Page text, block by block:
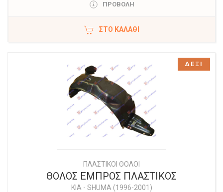
ΠΡΟΒΟΛΗ
ΣΤΟ ΚΑΛΆΘΙ
ΠΛΑΣΤΙΚΟΙ ΘΟΛΟΙ
ΘΟΛΟΣ ΕΜΠΡΟΣ ΠΛΑΣΤΙΚΟΣ
KIA - SHUMA (1996-2001)
ΔΕΞΙ